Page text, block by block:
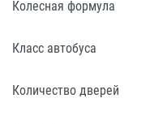
Колесная формула
Класс автобуса
Количество дверей